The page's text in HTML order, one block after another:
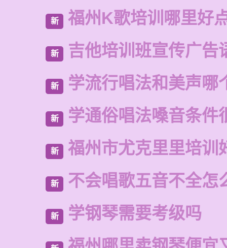
新 福州K歌培训哪里好
新 吉他培训班宣传广告
新 学流行唱法和美声哪
新 学通俗唱法嗓音条件
新 福州市尤克里里培训
新 不会唱歌五音不全怎
新 学钢琴需要考级吗